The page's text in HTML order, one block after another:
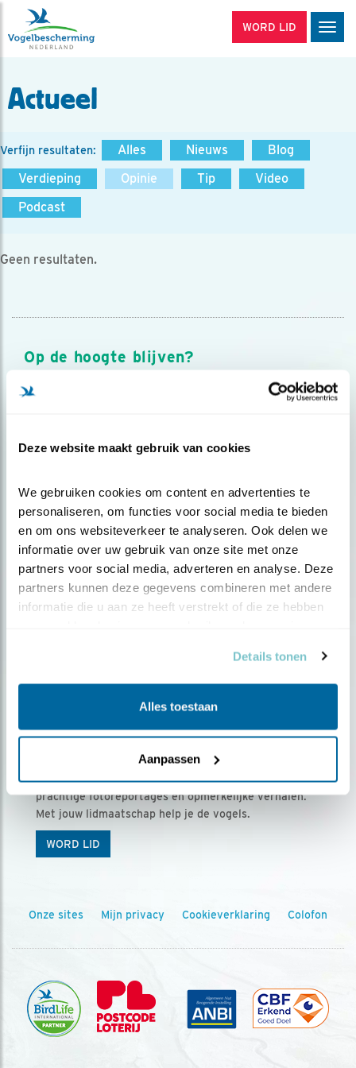
Deze website maakt gebruik van cookies
We gebruiken cookies om content en advertenties te
personaliseren, om functies voor social media te bieden
en om ons websiteverkeer te analyseren. Ook delen we
informatie over uw gebruik van onze site met onze
partners voor social media, adverteren en analyse. Deze
partners kunnen deze gegevens combineren met andere
informatie die u aan ze heeft verstrekt of die ze hebben
Details tonen
Alles toestaan
Aanpassen
WORD LID
Actueel
Verfijn resultaten: Alles Nieuws
Blog
Verdieping
Opinie Tip
Video
Podcast
Geen resultaten.
Op de hoogte blijven?
Meld je aan en ontvang nieuws, inspiratie, acties en tips
over vogels en activiteiten van Vogelbescherming.
Ontvang 5 x Vogels voor € 36,00 per jaar
Vogels is het tijdschrift voor onze leden, met
prachtige fotoreportages en opmerkelijke verhalen.
Met jouw lidmaatschap help je de vogels.
WORD LID
Onze sites Mijn privacy Cookieverklaring Colofon